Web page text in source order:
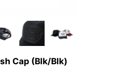
Cap (Blk/Blk)